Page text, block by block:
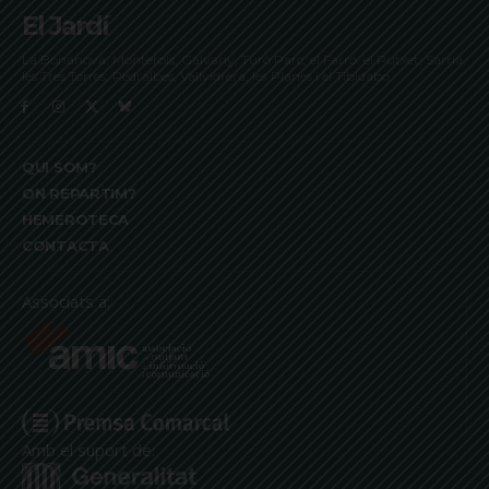
El Jardí
La Bonanova, Monterols, Galvany, Turó Parc, el Farró, el Putxet, Sarrià,
les Tres Torres, Pedralbes, Vallvidrera, les Planes i el Tibidabo
QUI SOM?
ON REPARTIM?
HEMEROTECA
CONTACTA
Associats a:
Amb el suport de: